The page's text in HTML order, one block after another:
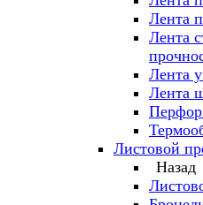
Лента
Лента
Лента
Лента
Листовой
Назад